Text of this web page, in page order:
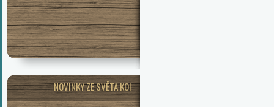
NOVINKY ZE SVĚTA KOI